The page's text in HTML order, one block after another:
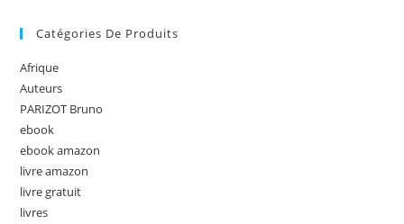
Catégories De Produits
Afrique
Auteurs
PARIZOT Bruno
ebook
ebook amazon
livre amazon
livre gratuit
livres